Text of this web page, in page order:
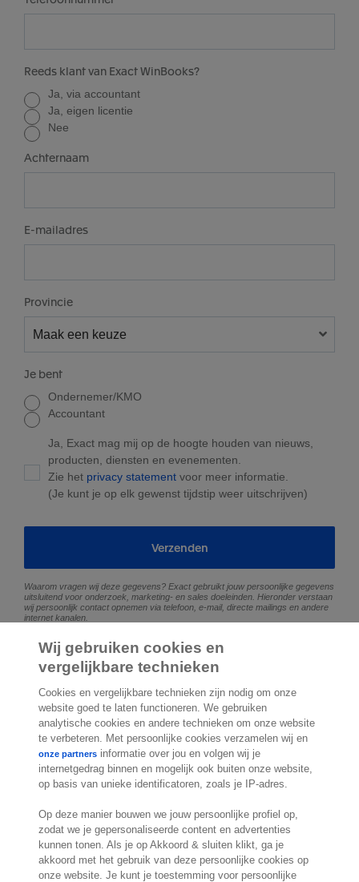
Reeds klant van Exact WinBooks?
Ja, via accountant
Ja, eigen licentie
Nee
Achternaam
E-mailadres
Provincie
Je bent
Ondernemer/KMO
Accountant
Ja, Exact mag mij op de hoogte houden van nieuws,
producten, diensten en evenementen.
Zie het privacy statement voor meer informatie.
(Je kunt je op elk gewenst tijdstip weer uitschrijven)
Verzenden
Waarom vragen wij deze gegevens? Exact gebruikt jouw persoonlijke gegevens
uitsluitend voor onderzoek, marketing- en sales doeleinden. Hieronder verstaan
wij persoonlijk contact opnemen via telefoon, e-mail, directe mailings en andere
internet kanalen.
2.000 specialistenstaan klaar om je te
helpen
Contact
Exact Belgium
Koningin Astridlaan 166
1780 Wemmel
Wij gebruiken cookies en
vergelijkbare technieken
Cookies en vergelijkbare technieken zijn nodig om onze
website goed te laten functioneren. We gebruiken
analytische cookies en andere technieken om onze website
te verbeteren. Met persoonlijke cookies verzamelen wij en
onze partners informatie over jou en volgen wij je
internetgedrag binnen en mogelijk ook buiten onze website,
op basis van unieke identificatoren, zoals je IP-adres.
Op deze manier bouwen we jouw persoonlijke profiel op,
zodat we je gepersonaliseerde content en advertenties
kunnen tonen. Als je op Akkoord & sluiten klikt, ga je
akkoord met het gebruik van deze persoonlijke cookies op
onze website. Je kunt je toestemming voor persoonlijke